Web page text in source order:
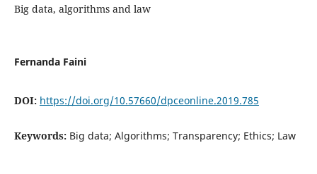
Big data, algorithms and law
Fernanda Faini
DOI: https://doi.org/10.57660/dpceonline.2019.785
Keywords: Big data; Algorithms; Transparency; Ethics; Law